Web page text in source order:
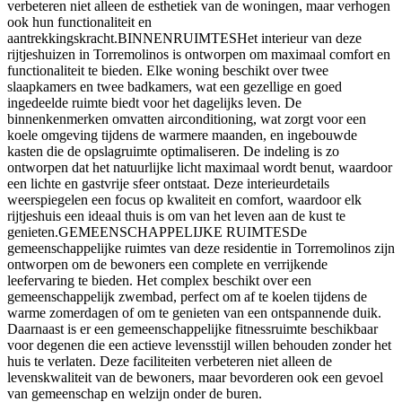
verbeteren niet alleen de esthetiek van de woningen, maar verhogen
ook hun functionaliteit en
aantrekkingskracht.BINNENRUIMTESHet interieur van deze
rijtjeshuizen in Torremolinos is ontworpen om maximaal comfort en
functionaliteit te bieden. Elke woning beschikt over twee
slaapkamers en twee badkamers, wat een gezellige en goed
ingedeelde ruimte biedt voor het dagelijks leven. De
binnenkenmerken omvatten airconditioning, wat zorgt voor een
koele omgeving tijdens de warmere maanden, en ingebouwde
kasten die de opslagruimte optimaliseren. De indeling is zo
ontworpen dat het natuurlijke licht maximaal wordt benut, waardoor
een lichte en gastvrije sfeer ontstaat. Deze interieurdetails
weerspiegelen een focus op kwaliteit en comfort, waardoor elk
rijtjeshuis een ideaal thuis is om van het leven aan de kust te
genieten.GEMEENSCHAPPELIJKE RUIMTESDe
gemeenschappelijke ruimtes van deze residentie in Torremolinos zijn
ontworpen om de bewoners een complete en verrijkende
leefervaring te bieden. Het complex beschikt over een
gemeenschappelijk zwembad, perfect om af te koelen tijdens de
warme zomerdagen of om te genieten van een ontspannende duik.
Daarnaast is er een gemeenschappelijke fitnessruimte beschikbaar
voor degenen die een actieve levensstijl willen behouden zonder het
huis te verlaten. Deze faciliteiten verbeteren niet alleen de
levenskwaliteit van de bewoners, maar bevorderen ook een gevoel
van gemeenschap en welzijn onder de buren.